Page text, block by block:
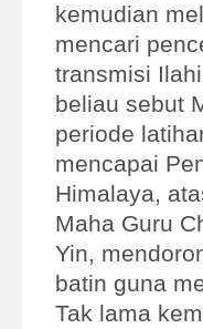
kemudian
mencari
transmisi
beliau sebut
periode
mencapai
Himalaya,
Maha Guru
Yin,
batin guna
Tak lama